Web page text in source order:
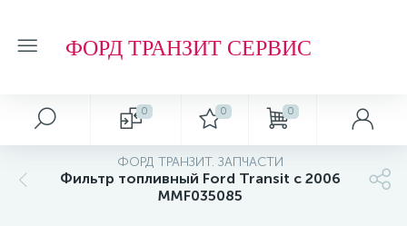
ФОРД ТРАНЗИТ СЕРВИС
0 0 0
ФОРД ТРАНЗИТ. ЗАПЧАСТИ
Фильтр топливный Ford Transit с 2006
MMF035085